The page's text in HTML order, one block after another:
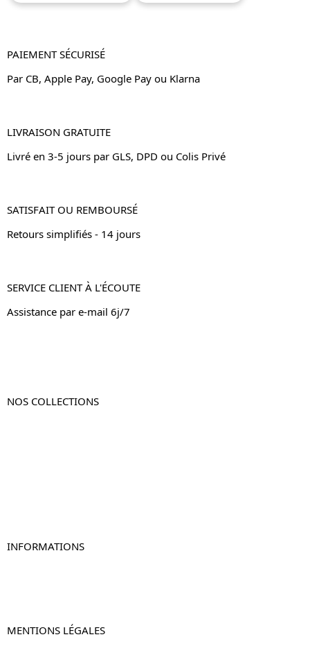
PAIEMENT SÉCURISÉ
Par CB, Apple Pay, Google Pay ou Klarna
LIVRAISON GRATUITE
Livré en 3-5 jours par GLS, DPD ou Colis Privé
SATISFAIT OU REMBOURSÉ
Retours simplifiés - 14 jours
SERVICE CLIENT À L'ÉCOUTE
Assistance par e-mail 6j/7
NOS COLLECTIONS
INFORMATIONS
MENTIONS LÉGALES